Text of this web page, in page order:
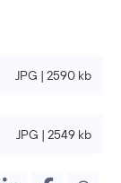
JPG | 2590 kb
JPG | 2549 kb